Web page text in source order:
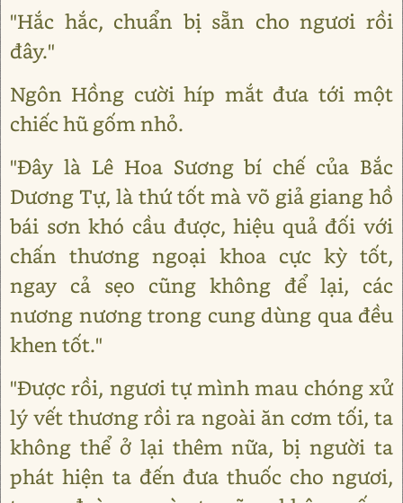
"Hắc hắc, chuẩn bị sẵn cho ngươi rồi
đây."
Ngôn Hồng cười híp mắt đưa tới một
chiếc hũ gốm nhỏ.
"Đây là Lê Hoa Sương bí chế của Bắc
Dương Tự, là thứ tốt mà võ giả giang hồ
bái sơn khó cầu được, hiệu quả đối với
chấn thương ngoại khoa cực kỳ tốt,
ngay cả sẹo cũng không để lại, các
nương nương trong cung dùng qua đều
khen tốt."
"Được rồi, ngươi tự mình mau chóng xử
lý vết thương rồi ra ngoài ăn cơm tối, ta
không thể ở lại thêm nữa, bị người ta
phát hiện ta đến đưa thuốc cho ngươi,